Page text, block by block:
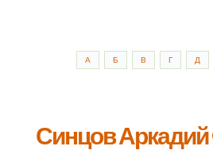
А Б В Г Д
Синцов Аркадий